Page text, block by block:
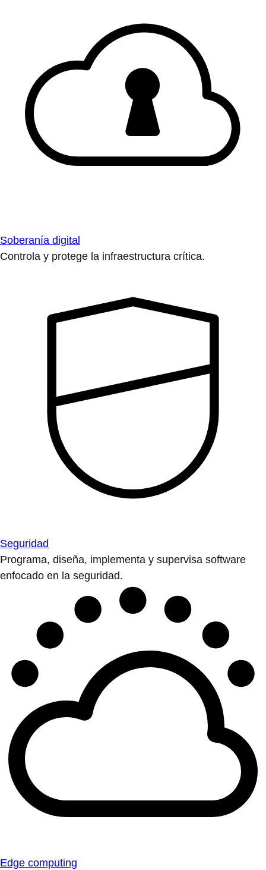
Soberanía digital
Controla y protege la infraestructura crítica.
Seguridad
Programa, diseña, implementa y supervisa software
enfocado en la seguridad.
Edge computing